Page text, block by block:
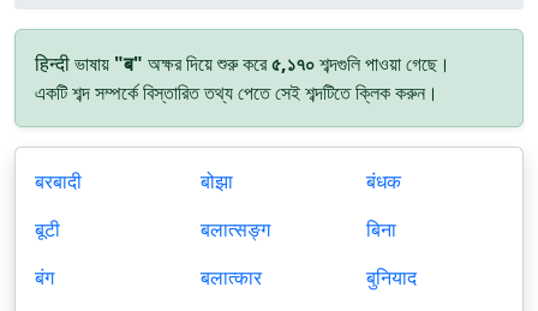
हिन्दी ভাষায় "ब" অক্ষর দিয়ে শুরু করে৫,১৭০শব্দগুলি পাওয়া গেছে।
একটি শব্দ সম্পর্কে বিস্তারিত তথ্য পেতে সেই শব্দটিতে ক্লিক করুন।
बरबादी
बूटी
बंग
बोझा
बलात्सङ्ग
बलात्कार
बंधक
बिना
बुनियाद